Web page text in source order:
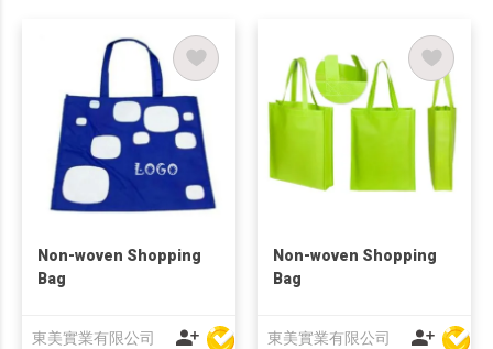
Non-woven Shopping
Bag
東美實業有限公司
Non-woven Shopping
Bag
東美實業有限公司